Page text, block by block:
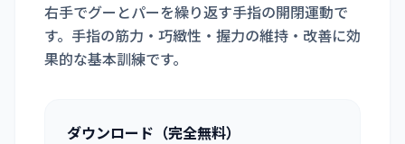
右手でグーとパーを繰り返す手指の開閉運動で
す。手指の筋力・巧緻性・握力の維持・改善に効
果的な基本訓練です。
ダウンロード（完全無料）